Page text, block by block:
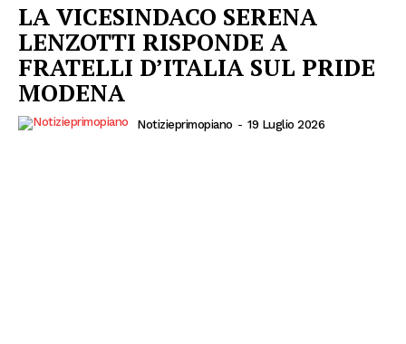
LA VICESINDACO SERENA
LENZOTTI RISPONDE A
FRATELLI D’ITALIA SUL PRIDE
MODENA
Notizieprimopiano - 19 Luglio 2026